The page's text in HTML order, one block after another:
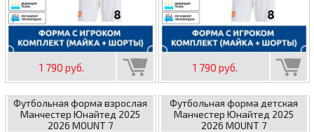
1 790 руб. 1 790 руб.
Футбольная форма взрослая
Манчестер Юнайтед 2025
2026 MOUNT 7
Футбольная форма детская
Манчестер Юнайтед 2025
2026 MOUNT 7